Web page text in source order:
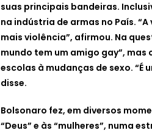
suas principais bandeiras.
na indústria de armas no País.
mais violência”, afirmou. Na
mundo tem um amigo gay”,
escolas à mudanças de sexo. “É
disse.
Bolsonaro fez, em diversos
“Deus” e às “mulheres”, numa